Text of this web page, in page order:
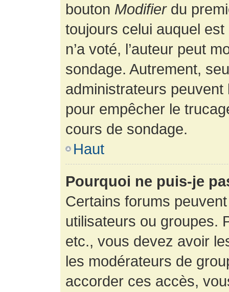
bouton Modifierdu
toujours celui auquel
n’a voté, l’auteur peut
sondage. Autrement,
administrateurs
pour empêcher le
cours de sondage.
Haut
Pourquoi ne puis-je
Certains forums
utilisateurs ou groupes.
etc., vous devez avoir
les modérateurs de
accorder ces accès,